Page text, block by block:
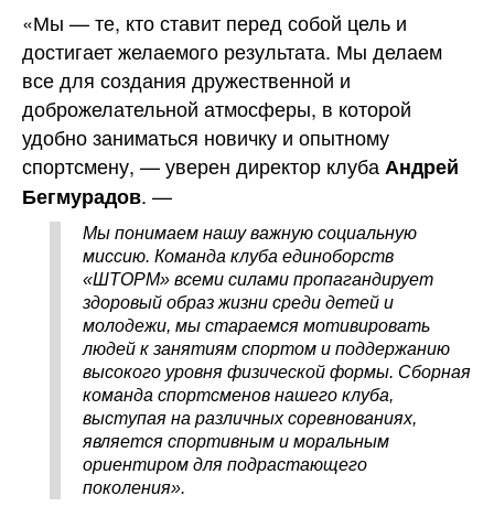
«Мы — те, кто ставит перед собой цель и
достигает желаемого результата. Мы делаем
все для создания дружественной и
доброжелательной атмосферы, в которой
удобно заниматься новичку и опытному
спортсмену, — уверен директор клубаАндрей
Бегмурадов. —
Мы понимаем нашу важную социальную
миссию. Команда клуба единоборств
«ШТОРМ» всеми силами пропагандирует
здоровый образ жизни среди детей и
молодежи, мы стараемся мотивировать
людей к занятиям спортом и поддержанию
высокого уровня физической формы. Сборная
команда спортсменов нашего клуба,
выступая на различных соревнованиях,
является спортивным и моральным
ориентиром для подрастающего
поколения».